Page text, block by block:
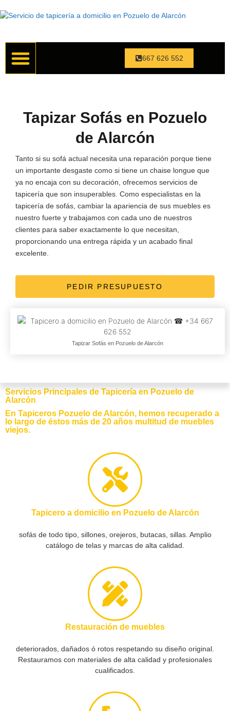
667 626 552
Tapizar Sofás en Pozuelo
de Alarcón
Tanto si su sofá actual necesita una reparación porque tiene
un importante desgaste como si tiene un chaise longue que
ya no encaja con su decoración, ofrecemos servicios de
tapicería que son insuperables. Como especialistas en la
tapicería de sofás, cambiar la apariencia de sus muebles es
nuestro fuerte y trabajamos con cada uno de nuestros
clientes para saber exactamente lo que necesitan,
proporcionando una entrega rápida y un acabado final
excelente.
PEDIR PRESUPUESTO
Tapizar Sofás en Pozuelo de Alarcón
Servicios Principales de Tapicería en Pozuelo de
Alarcón
En Tapiceros Pozuelo de Alarcón, hemos recuperado a
lo largo de éstos más de 20 años multitud de muebles
viejos.
Tapicero a domicilio en Pozuelo de Alarcón
sofás de todo tipo, sillones, orejeros, butacas, sillas. Amplio
catálogo de telas y marcas de alta calidad.
Restauración de muebles
deteriorados, dañados ó rotos respetando su diseño original.
Restauramos con materiales de alta calidad y profesionales
cualificados.